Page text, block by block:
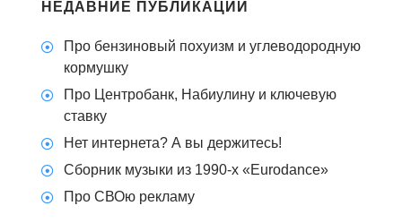
НЕДАВНИЕ ПУБЛИКАЦИИ
Про бензиновый похуизм и углеводородную
кормушку
Про Центробанк, Набиулину и ключевую
ставку
Нет интернета? А вы держитесь!
Сборник музыки из 1990-х «Eurodance»
Про СВОю рекламу